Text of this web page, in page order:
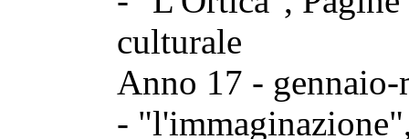
culturale
Anno 17 -
-